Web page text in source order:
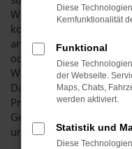
Wer lieber in ein gut
kommt ganz sicher bei
an Seat Leon
oder ihre Kosten. Wir
Wunsch auch zu einer
Das Autohaus Brenk
Preise. Darüber hinaus
Gebrauchtwagenbereich
unserer Fahrzeuge zu.
Diese
Kernfunktionalität
Funktional
Diese
der Webseite.
Maps, Chats,
werden aktiviert.
Statistik und
Diese